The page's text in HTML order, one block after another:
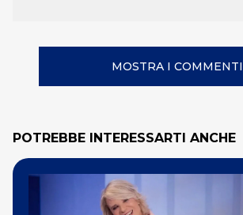
MOSTRA I COMMENTI
POTREBBE INTERESSARTI ANCHE